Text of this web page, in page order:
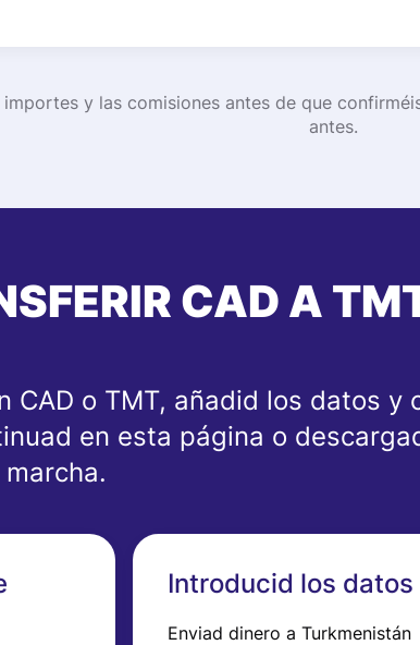
y las comisiones antes de que
antes.
CAD A
CAD o TMT, añadid los datos
en esta página o
Introducid los datos
Enviad dinero a Turkmenistán